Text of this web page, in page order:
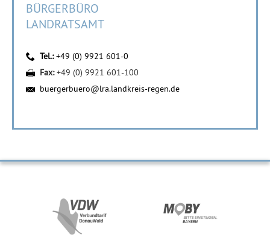
BÜRGERBÜRO
LANDRATSAMT
Tel.:+49 (0) 9921 601-0
Fax:+49 (0) 9921 601-100
buergerbuero@lra.landkreis-regen.de